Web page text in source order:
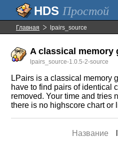
Простой
Главная lpairs_source
A classical memory
lpairs_source-1.0.5-2-source
LPairs is a classical memory
have to find pairs of identical
removed. Your time and tries
there is no highscore chart or
Название